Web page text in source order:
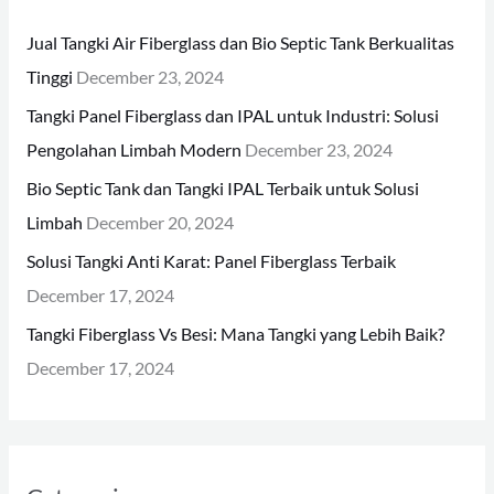
r
:
Jual Tangki Air Fiberglass dan Bio Septic Tank Berkualitas
Tinggi December 23, 2024
Tangki Panel Fiberglass dan IPAL untuk Industri: Solusi
Pengolahan Limbah Modern December 23, 2024
Bio Septic Tank dan Tangki IPAL Terbaik untuk Solusi
Limbah December 20, 2024
Solusi Tangki Anti Karat: Panel Fiberglass Terbaik
December 17, 2024
Tangki Fiberglass Vs Besi: Mana Tangki yang Lebih Baik?
December 17, 2024